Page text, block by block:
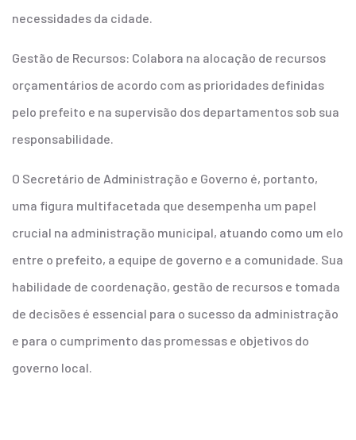
necessidades da cidade.
Gestão de Recursos: Colabora na alocação de recursos
orçamentários de acordo com as prioridades definidas
pelo prefeito e na supervisão dos departamentos sob sua
responsabilidade.
O Secretário de Administração e Governo é, portanto,
uma figura multifacetada que desempenha um papel
crucial na administração municipal, atuando como um elo
entre o prefeito, a equipe de governo e a comunidade. Sua
habilidade de coordenação, gestão de recursos e tomada
de decisões é essencial para o sucesso da administração
e para o cumprimento das promessas e objetivos do
governo local.